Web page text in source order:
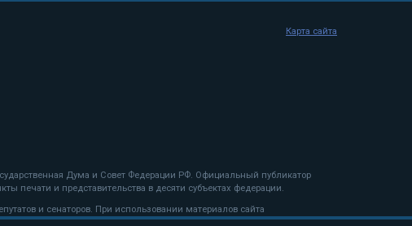
Дума и Совет Федерации РФ. Официальный публикатор
печати и представительства в десяти субъектах федерации.
и сенаторов. При использовании материалов сайта
Карта сайта